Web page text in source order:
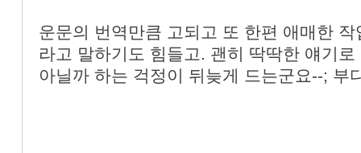
운문의 번역만큼 고되고 또 한편 애매한
라고 말하기도 힘들고. 괜히 딱딱한 얘기
아닐까 하는 걱정이 뒤늦게 드는군요--; 부